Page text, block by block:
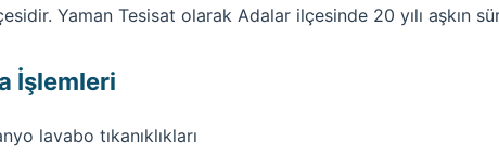
Yaman Tesisat olarak Adalar ilçesinde 20 yılı aşkın
İşlemleri
lavabo tıkanıklıkları